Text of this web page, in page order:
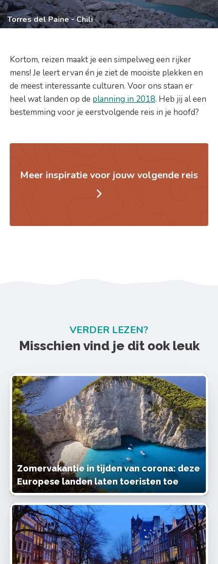
Torres del Paine - Chili
Kortom, reizen maakt je een simpelweg een rijker
mens! Je leert ervan én je ziet de mooiste plekken en
de meest interessante culturen. Voor ons staan er
heel wat landen op de planning in 2018. Heb jij al een
bestemming voor je eerstvolgende reis in je hoofd?
Meer inspiratie voor jouw volgende reis
VERDER LEZEN?
Misschien vind je dit ook leuk
Zomervakantie in tijden van corona: deze
Europese landen laten toeristen toe